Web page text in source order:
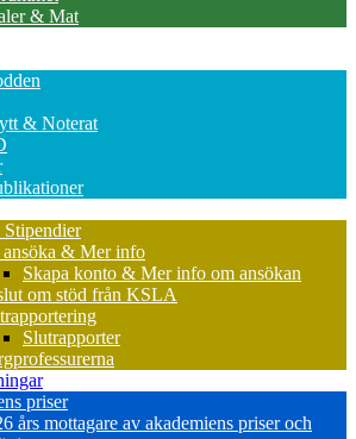
& Mat
& Noterat
& Mer info
Skapa konto & Mer info om ansökan
om stöd från KSLA
Slutrapporter
priser
års mottagare av akademiens priser och